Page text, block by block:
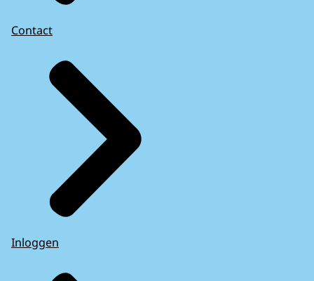
Contact
Inloggen